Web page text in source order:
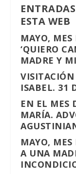
ESTA WEB
MAYO,
‘QUIERO
MADRE Y
ISABEL. 31
EN EL MES
MARÍA.
MAYO,
A UNA